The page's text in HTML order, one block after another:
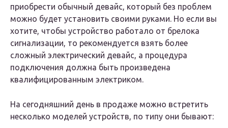
приобрести обычный девайс, который без проблем
можно будет установить своими руками. Но если вы
хотите, чтобы устройство работало от брелока
сигнализации, то рекомендуется взять более
сложный электрический девайс, а процедура
подключения должна быть произведена
квалифицированным электриком.
На сегодняшний день в продаже можно встретить
несколько моделей устройств, по типу они бывают: